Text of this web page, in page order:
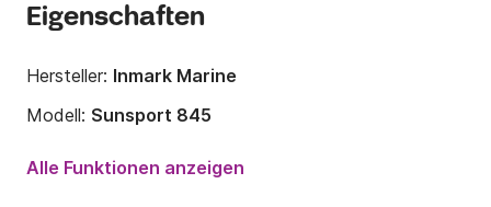
Eigenschaften
Hersteller: Inmark Marine
Modell: Sunsport 845
Motorleistung:
Alle Funktionen anzeigen